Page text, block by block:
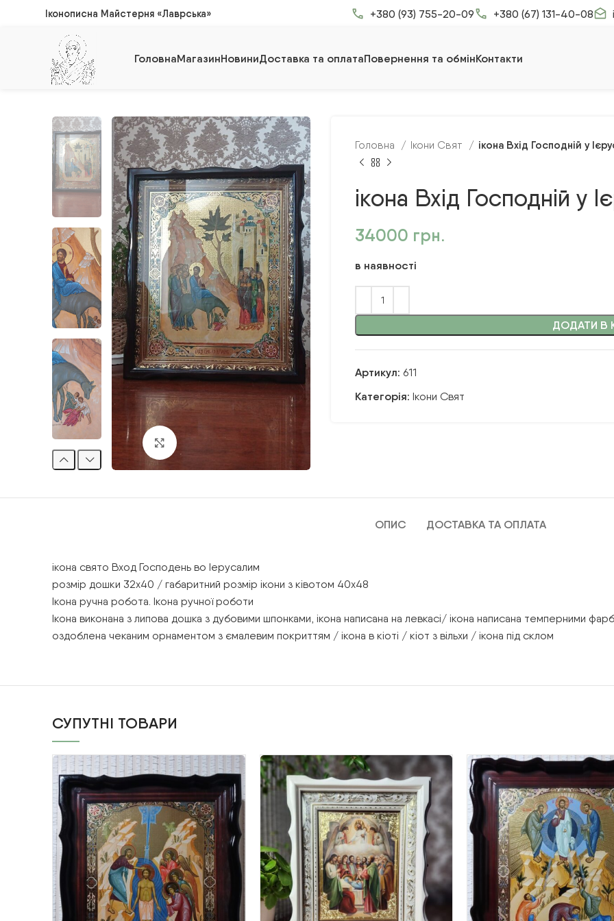
Іконописна Майстерня «Лаврська» +380 (93) 755-20-09 +380 (67) 131-40-08
ГоловнаМагазинНовиниДоставка та оплатаПовернення та обмінКонтакти
Клацніть, щоб збільшити
Головна Ікони Свят ікона Вхід Господній у
ікона Вхід Господній у
34000 грн.
в наявності
ДОДАТИ В
Артикул: 611
Категорія: Ікони Свят
ОПИС ДОСТАВКА ТА ОПЛАТА
ікона свято Вход Господень во Іерусалим
розмір дошки 32х40 / габаритний розмір ікони з ківотом 40х48
Ікона ручна робота. Ікона ручної роботи
Ікона виконана з липова дошка з дубовими шпонками, ікона написана на левкасі/ ікона написана темперними
оздоблена чеканим орнаментом з ємалевим покриттям / ікона в кіоті / кіот з вільхи / ікона під склом
СУПУТНІ ТОВАРИ